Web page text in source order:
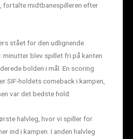
midtbanespilleren efter
stået for den udlignende
minutter blev spillet fri på kanten
bolden i mål. En scoring
SIF-holdets comeback i kampen,
var det bedste hold.
halvleg, hvor vi spiller for
ind i kampen. I anden halvleg